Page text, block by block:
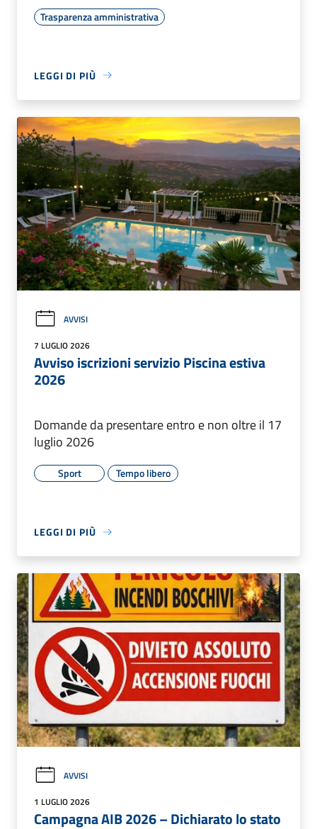
Trasparenza amministrativa
LEGGI DI PIÙ
AVVISI
7 LUGLIO 2026
Avviso iscrizioni servizio Piscina estiva
2026
Domande da presentare entro e non oltre il 17
luglio 2026
Sport Tempo libero
LEGGI DI PIÙ
AVVISI
1 LUGLIO 2026
Campagna AIB 2026 – Dichiarato lo stato